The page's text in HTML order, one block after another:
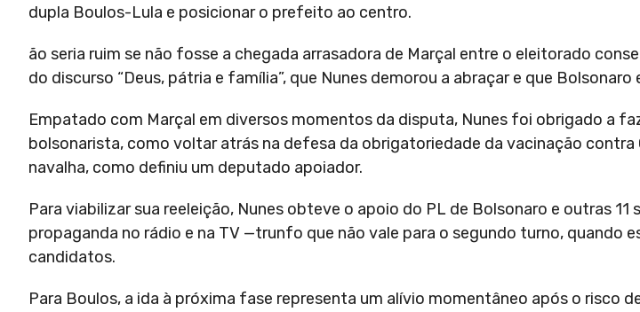
dupla Boulos-Lula e posicionar o prefeito ao centro.
ão seria ruim se não fosse a chegada arrasadora de Marçal entre o eleitorado
do discurso “Deus, pátria e família”, que Nunes demorou a abraçar e que
Empatado com Marçal em diversos momentos da disputa, Nunes foi obrigado a
bolsonarista, como voltar atrás na defesa da obrigatoriedade da vacinação contra
navalha, como definiu um deputado apoiador.
Para viabilizar sua reeleição, Nunes obteve o apoio do PL de Bolsonaro e outras
propaganda no rádio e na TV —trunfo que não vale para o segundo turno, quando
candidatos.
Para Boulos, a ida à próxima fase representa um alívio momentâneo após o risco